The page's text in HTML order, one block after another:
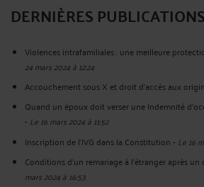
DERNIÈRES PUBLICATIONS
Violences intrafamiliales : une meilleure
24 mars 2024 à 12:24
Accouchement sous X et droit d'accès aux
Quand un époux doit verser une Indemnité
- Le 16 mars 2024 à 11:52
Inscription de l'IVG dans la Constitution- Le 16
Conditions d'un remariage à l'étranger après
mars 2024 à 16:53